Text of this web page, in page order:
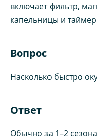
включает фильтр,
капельницы и
Вопрос
Насколько быстро
Ответ
Обычно за 1–2